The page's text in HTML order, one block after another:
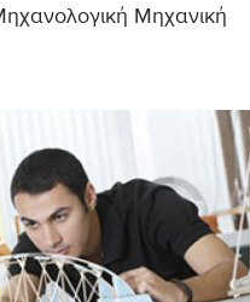
Μηχανική